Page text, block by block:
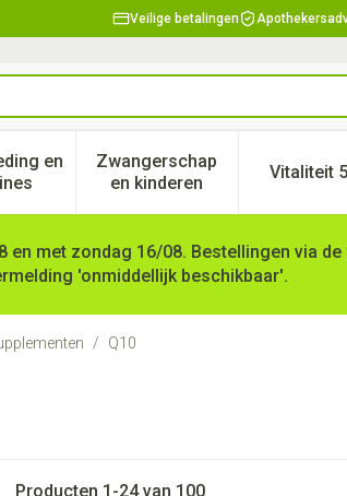
Veilige betalingen
verzorging en hygiëne
en
submenu voor Dieet, voeding en
Zwangerschap
en kinderenToon submenu voor
Vitaliteit
met zondag 16/08. Bestellingen via
'onmiddellijk beschikbaar'.
/ Q10
Producten 1 -24van 100